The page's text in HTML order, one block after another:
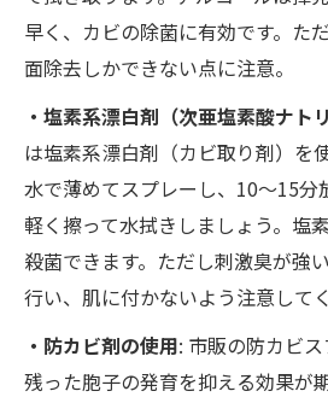
早く、カビの除菌に有効です。た
面除去しかできない点に注意。
・塩素系漂白剤（次亜塩素酸ナト
は塩素系漂白剤（カビ取り剤）を
水で薄めてスプレーし、10～15分
軽く擦って水拭きしましょう。塩
殺菌できます。ただし刺激臭が強
行い、肌に付かないよう注意して
・防カビ剤の使用: 市販の防カビス
残った胞子の発育を抑える効果が